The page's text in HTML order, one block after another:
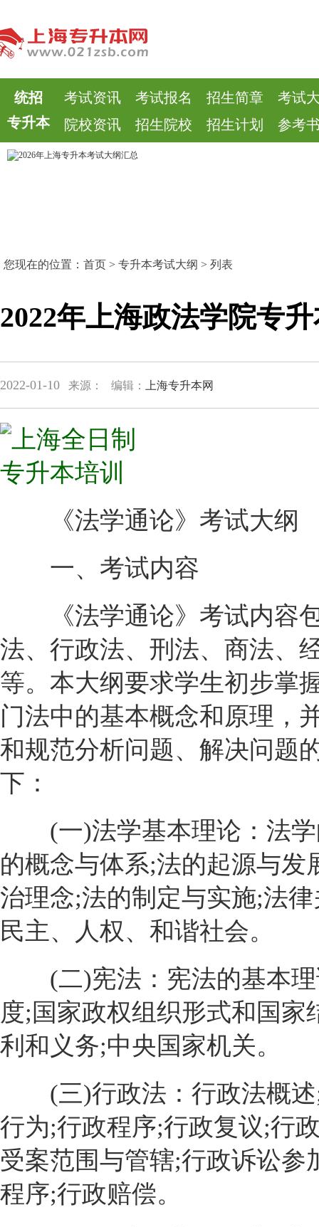
统招
专升本
考试资讯 考试报名 招生简章
考试
院校资讯
招生院校 招生计划 参考
您现在的位置： 首页 > 专升本考试大纲 > 列表
2022年上海政法学院专
2022-01-10 来源： 编辑： 上海专升本网
《法学通论》考试大纲
一、考试内容
《法学通论》考试内容包
法、行政法、刑法、商法、
等。本大纲要求学生初步掌
门法中的基本概念和原理，
和规范分析问题、解决问题
下：
(一)法学基本理论：法学
的概念与体系;法的起源与发
治理念;法的制定与实施;法
民主、人权、和谐社会。
(二)宪法：宪法的基本理
度;国家政权组织形式和国家
利和义务;中央国家机关。
(三)行政法：行政法概述;
行为;行政程序;行政复议;行
受案范围与管辖;行政诉讼参
程序;行政赔偿。